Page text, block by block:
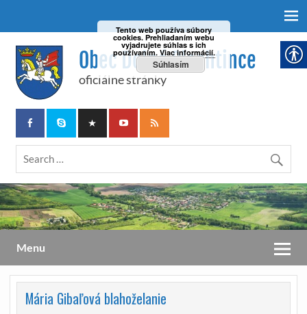
Obec Dolné Plachtince
oficiálne stránky
Menu
Mária Gibaľová blahoželanie
Tento web používa súbory
cookies. Prehliadaním webu
vyjadrujete súhlas s ich
používaním. Viac informácií.
Súhlasím